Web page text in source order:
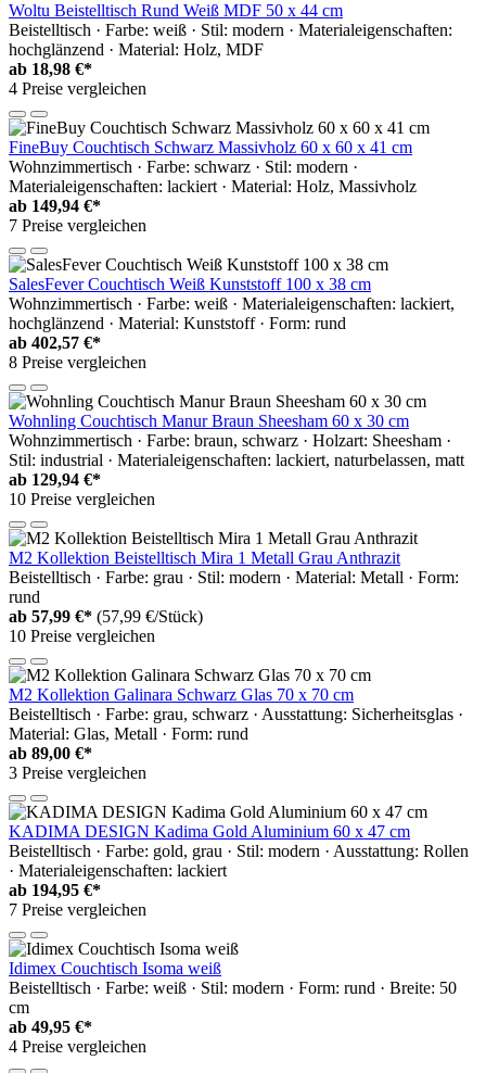
Woltu Beistelltisch Rund Weiß MDF 50 x 44 cm
Beistelltisch · Farbe: weiß · Stil: modern · Materialeigenschaften:
hochglänzend · Material: Holz, MDF
ab 18,98 €*
4 Preise vergleichen
FineBuy Couchtisch Schwarz Massivholz 60 x 60 x 41 cm
Wohnzimmertisch · Farbe: schwarz · Stil: modern ·
Materialeigenschaften: lackiert · Material: Holz, Massivholz
ab 149,94 €*
7 Preise vergleichen
SalesFever Couchtisch Weiß Kunststoff 100 x 38 cm
Wohnzimmertisch · Farbe: weiß · Materialeigenschaften: lackiert,
hochglänzend · Material: Kunststoff · Form: rund
ab 402,57 €*
8 Preise vergleichen
Wohnling Couchtisch Manur Braun Sheesham 60 x 30 cm
Wohnzimmertisch · Farbe: braun, schwarz · Holzart: Sheesham ·
Stil: industrial · Materialeigenschaften: lackiert, naturbelassen, matt
ab 129,94 €*
10 Preise vergleichen
M2 Kollektion Beistelltisch Mira 1 Metall Grau Anthrazit
Beistelltisch · Farbe: grau · Stil: modern · Material: Metall · Form:
rund
ab 57,99 €* (57,99 €/Stück)
10 Preise vergleichen
M2 Kollektion Galinara Schwarz Glas 70 x 70 cm
Beistelltisch · Farbe: grau, schwarz · Ausstattung: Sicherheitsglas ·
Material: Glas, Metall · Form: rund
ab 89,00 €*
3 Preise vergleichen
KADIMA DESIGN Kadima Gold Aluminium 60 x 47 cm
Beistelltisch · Farbe: gold, grau · Stil: modern · Ausstattung: Rollen
· Materialeigenschaften: lackiert
ab 194,95 €*
7 Preise vergleichen
Idimex Couchtisch Isoma weiß
Beistelltisch · Farbe: weiß · Stil: modern · Form: rund · Breite: 50
cm
ab 49,95 €*
4 Preise vergleichen